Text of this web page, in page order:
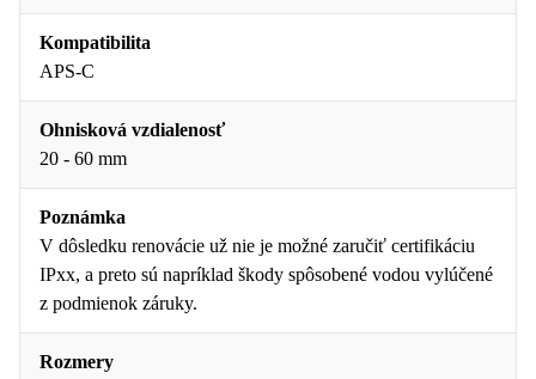
Kompatibilita
APS-C
Ohnisková vzdialenosť
20 - 60 mm
Poznámka
V dôsledku renovácie už nie je možné zaručiť certifikáciu
IPxx, a preto sú napríklad škody spôsobené vodou vylúčené
z podmienok záruky.
Rozmery